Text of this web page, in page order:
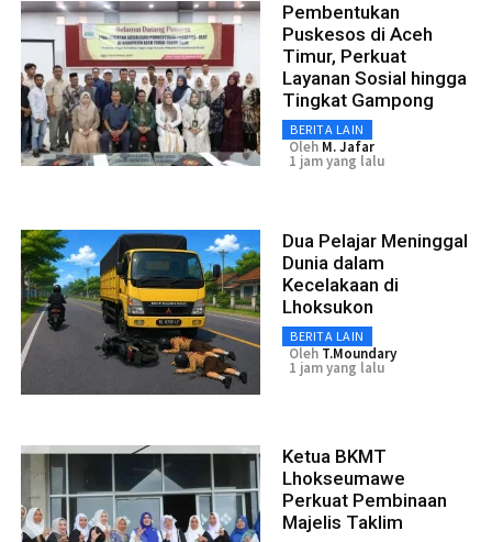
Pembentukan
Puskesos di Aceh
Timur, Perkuat
Layanan Sosial hingga
Tingkat Gampong
BERITA LAIN
Oleh M. Jafar
1 jam yang lalu
Dua Pelajar Meninggal
Dunia dalam
Kecelakaan di
Lhoksukon
BERITA LAIN
Oleh T.moundary
1 jam yang lalu
Ketua BKMT
Lhokseumawe
Perkuat Pembinaan
Majelis Taklim